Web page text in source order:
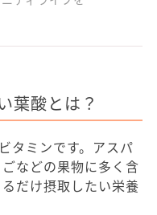
葉酸とは？
タミンです。アスパ
などの果物に多く含
だけ摂取したい栄養